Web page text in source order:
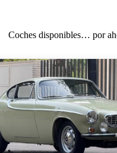
Coches disponibles… por